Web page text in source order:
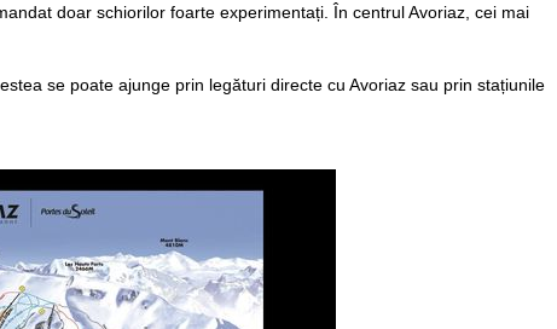
doar schiorilor foarte experimentați. În centrul Avoriaz, cei mai
se poate ajunge prin legături directe cu Avoriaz sau prin stațiunile